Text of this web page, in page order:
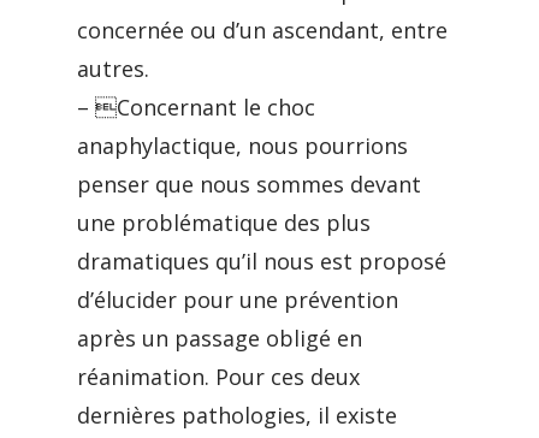
concernée ou d’un ascendant, entre
autres.
– Concernant le choc
anaphylactique, nous pourrions
penser que nous sommes devant
une problématique des plus
dramatiques qu’il nous est proposé
d’élucider pour une prévention
après un passage obligé en
réanimation. Pour ces deux
dernières pathologies, il existe